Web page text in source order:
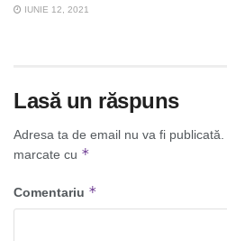
IUNIE 12, 2021
Lasă un răspuns
Adresa ta de email nu va fi publicată.
marcate cu *
Comentariu *